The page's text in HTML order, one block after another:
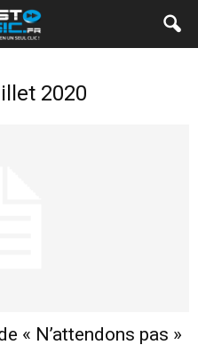
2020
« N’attendons pas »